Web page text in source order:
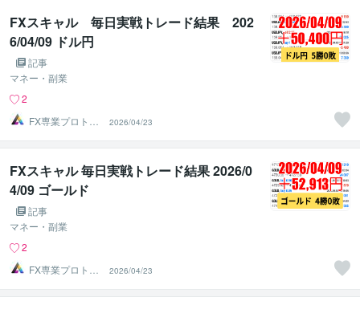
FXスキャル 毎日実戦トレード結果 202
6/04/09 ドル円
記事
マネー・副業
2
FX専業プロトレ
ーダーのAチーム
2026/04/23
FXスキャル 毎日実戦トレード結果 2026/0
4/09 ゴールド
記事
マネー・副業
2
FX専業プロトレ
ーダーのAチーム
2026/04/23